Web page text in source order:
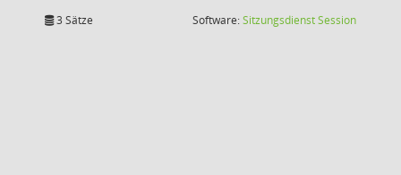
3 Sätze Software:SitzungsdienstSession(Wird in